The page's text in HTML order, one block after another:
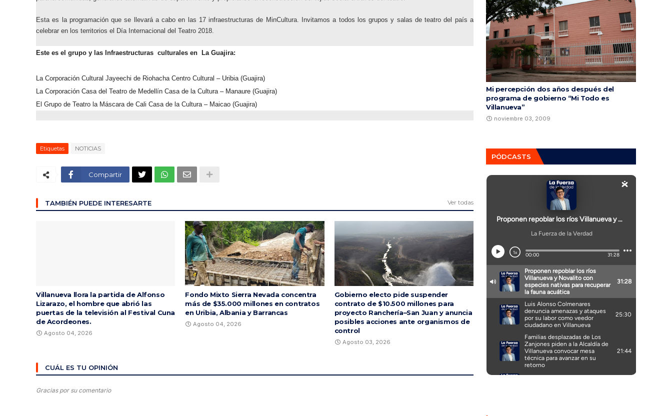
Esta es la programación que se llevará a cabo en las 17 infraestructuras de MinCultura. Invitamos a todos los grupos y salas de teatro del país a
celebrar en los territorios el Día Internacional del Teatro 2018.
Este es el grupo y las Infraestructuras culturales en La Guajira:
La Corporación Cultural Jayeechi de Riohacha Centro Cultural – Uribia (Guajira)
La Corporación Casa del Teatro de Medellín Casa de la Cultura – Manaure (Guajira)
El Grupo de Teatro la Máscara de Cali Casa de la Cultura – Maicao (Guajira)
Etiquetas NOTICIAS
Compartir
TAMBIÉN PUEDE INTERESARTE Ver todas
Villanueva llora la partida de Alfonso
Lizarazo, el hombre que abrió las
puertas de la televisión al Festival Cuna
de Acordeones.
Agosto 04, 2026
Fondo Mixto Sierra Nevada concentra
más de $35.000 millones en contratos
en Uribia, Albania y Barrancas
Agosto 04, 2026
Gobierno electo pide suspender
contrato de $10.500 millones para
proyecto Ranchería–San Juan y anuncia
posibles acciones ante organismos de
control
Agosto 03, 2026
CUÁL ES TU OPINIÓN
Gracias por su comentario
Mi percepción dos años después del
programa de gobierno “Mi Todo es
Villanueva”
noviembre 03, 2009
PÓDCASTS